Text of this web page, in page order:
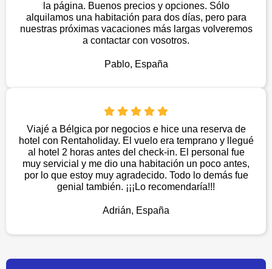
la página. Buenos precios y opciones. Sólo
alquilamos una habitación para dos días, pero para
nuestras próximas vacaciones más largas volveremos
a contactar con vosotros.
Pablo, España
Viajé a Bélgica por negocios e hice una reserva de
hotel con Rentaholiday. El vuelo era temprano y llegué
al hotel 2 horas antes del check-in. El personal fue
muy servicial y me dio una habitación un poco antes,
por lo que estoy muy agradecido. Todo lo demás fue
genial también. ¡¡¡Lo recomendaría!!!
Adrián, España